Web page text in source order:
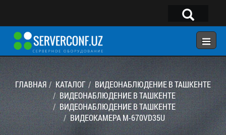
×
ГЛАВНАЯ
КОНФИГУРАТОР
Telegram:@serverconf_uz
Тел: (90) 932-18-00
ГЛАВНАЯ КАТАЛОГ
ВИДЕОНАБЛЮДЕНИЕ В ТАШКЕНТЕ
ВИДЕОНАБЛЮДЕНИЕ В ТАШКЕНТЕ
ВИДЕОНАБЛЮДЕНИЕ В ТАШКЕНТЕ
ВИДЕОКАМЕРА M-670VD35U